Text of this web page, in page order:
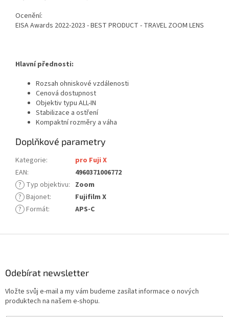
Ocenění:
EISA Awards 2022-2023 - BEST PRODUCT - TRAVEL ZOOM LENS
Hlavní přednosti:
Rozsah ohniskové vzdálenosti
Cenová dostupnost
Objektiv typu ALL-IN
Stabilizace a ostření
Kompaktní rozměry a váha
Doplňkové parametry
Kategorie:
pro Fuji X
EAN:
4960371006772
? Typ objektivu: Zoom
? Bajonet:
Fujifilm X
? Formát: APS-C
Odebírat newsletter
Vložte svůj e-mail a my vám budeme zasílat informace o nových
produktech na našem e-shopu.